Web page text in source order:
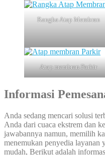
Rangka Atap Membran
Atap membran Parkir
Informasi
Anda sedang mencari solusi
Anda dari cuaca ekstrem dan
jawabannya namun, memilih
menemukan penyedia layanan
mudah, Berikut adalah